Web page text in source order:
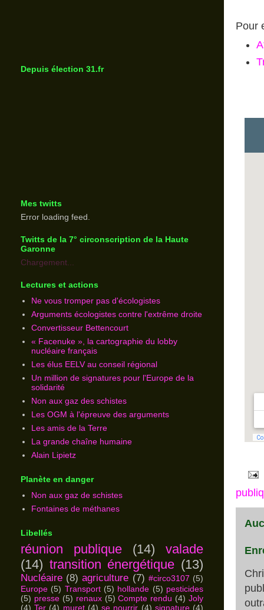
Pour
Depuis élection 31.fr
Mes twitts
Error loading feed.
Twitts de la 7° circonscription de la Haute
Garonne
Chargement...
Lectures et actions
Ne vous tromper pas d'écologistes
Arguments écologistes contre l'extrême droite
Convertisseur Bettencourt
« Facenuke », la cartographie du lobby
nucléaire français
Les élus EELV au conseil régional
Un million de signatures pour l'Europe de la
solidarité
Non aux gaz des schistes
Les OGM à l'épreuve des arguments
Les amis de la Terre
La grande chaîne humaine
Alain Lipietz
Planète en danger
Non aux gaz de schistes
Fontaines de méthanes
Libellés
réunion publique (14)
valade
(14) transition énergétique (13)
Nucléaire (8) agriculture (7) #circo3107 (5)
Europe (5) Transport (5) hollande (5) pesticides
(5) presse (5) renaux (5) Compte rendu (4) Joly
(4) Ter (4) muret (4) se nourrir (4) signature (4)